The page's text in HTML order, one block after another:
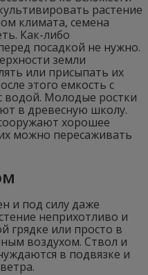
растение
климата, семена
Как-либо
посадкой не нужно.
земли
или присыпать их
этого емкость с
водой. Молодые ростки
в древесную школу.
хорошее
можно пересаживать
и под силу даже
неприхотливо и
грядке или просто в
воздухом. Ствол и
в подвязке и